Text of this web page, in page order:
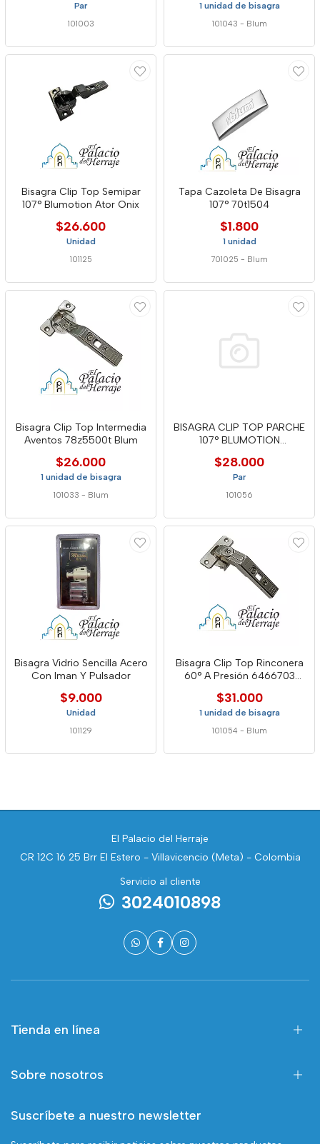
Par
101003
1 unidad de bisagra
101043 - Blum
Bisagra Clip Top Semipar
107° Blumotion Ator Onix
$26.600
Unidad
101125
Tapa Cazoleta De Bisagra
107° 70t1504
$1.800
1 unidad
701025 - Blum
Bisagra Clip Top Intermedia
Aventos 78z5500t Blum
$26.000
1 unidad de bisagra
101033 - Blum
BISAGRA CLIP TOP PARCHE
107° BLUMOTION
$28.000
Par
101056
Bisagra Vidrio Sencilla Acero
Con Iman Y Pulsador
$9.000
Unidad
101129
Bisagra Clip Top Rinconera
60° A Presión 6466703
$31.000
1 unidad de bisagra
101054 - Blum
El Palacio del Herraje
CR 12C 16 25 Brr El Estero - Villavicencio (Meta) - Colombia
Servicio al cliente
3024010898
Tienda en línea
Sobre nosotros
Suscríbete a nuestro newsletter